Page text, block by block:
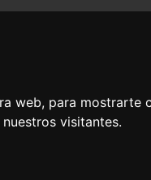
web, para mostrarte
visitantes.